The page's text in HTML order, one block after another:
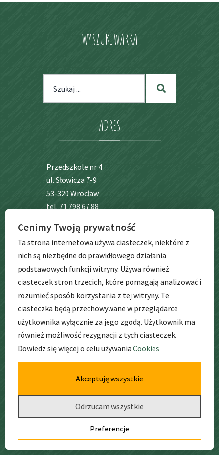
WYSZUKIWARKA
dla:
ADRES
Przedszkole nr 4
ul. Słowicza 7-9
53-320 Wrocław
tel. 71 798 67 88
BIP
GODZINYPRACY
Deklaracja dostępności
Cenimy Twoją prywatność
Ta strona internetowa używa ciasteczek, niektóre z
nich są niezbędne do prawidłowego działania
podstawowych funkcji witryny. Używa również
ciasteczek stron trzecich, które pomagają analizować i
rozumieć sposób korzystania z tej witryny. Te
ciasteczka będą przechowywane w przeglądarce
użytkownika wyłącznie za jego zgodą. Użytkownik ma
również możliwość rezygnacji z tych ciasteczek.
Dowiedz się więcej o celu używania Cookies
Akceptuję wszystkie
Odrzucam wszystkie
Preferencje